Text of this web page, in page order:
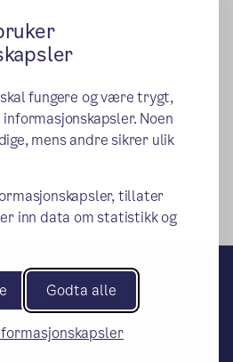
fungere og være trygt,
Noen
mens andre sikrer ulik
tillater
inn data om statistikk og
Godta alle
22.06.2026